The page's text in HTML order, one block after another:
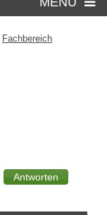
Fachbereich